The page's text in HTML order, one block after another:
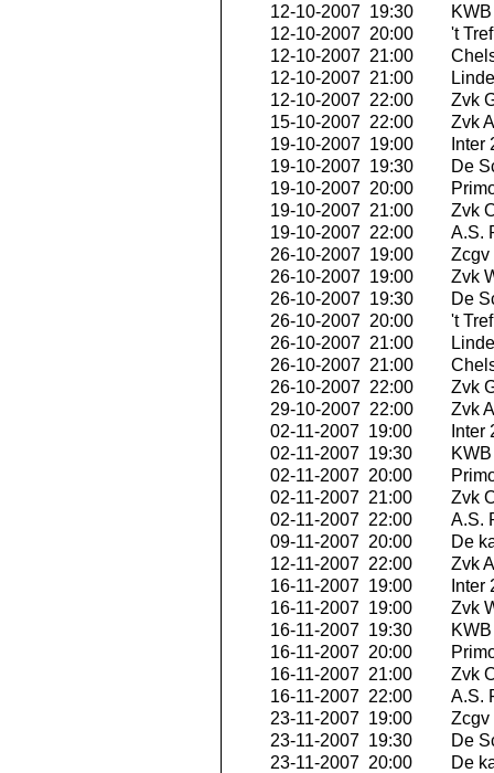
12-10-2007 19:30
12-10-2007 20:00
't
12-10-2007 21:00
12-10-2007 21:00
12-10-2007 22:00
Zvk
15-10-2007 22:00
Zvk
19-10-2007 19:00
Inter
19-10-2007 19:30
De
19-10-2007 20:00
19-10-2007 21:00
Zvk
19-10-2007 22:00
A.S.
26-10-2007 19:00
Zcgv
26-10-2007 19:00
Zvk
26-10-2007 19:30
De
26-10-2007 20:00
't
26-10-2007 21:00
26-10-2007 21:00
26-10-2007 22:00
Zvk
29-10-2007 22:00
Zvk
02-11-2007 19:00
Inter
02-11-2007 19:30
02-11-2007 20:00
02-11-2007 21:00
Zvk
02-11-2007 22:00
A.S.
09-11-2007 20:00
De
12-11-2007 22:00
Zvk
16-11-2007 19:00
Inter
16-11-2007 19:00
Zvk
16-11-2007 19:30
16-11-2007 20:00
16-11-2007 21:00
Zvk
16-11-2007 22:00
A.S.
23-11-2007 19:00
Zcgv
23-11-2007 19:30
De
23-11-2007 20:00
De